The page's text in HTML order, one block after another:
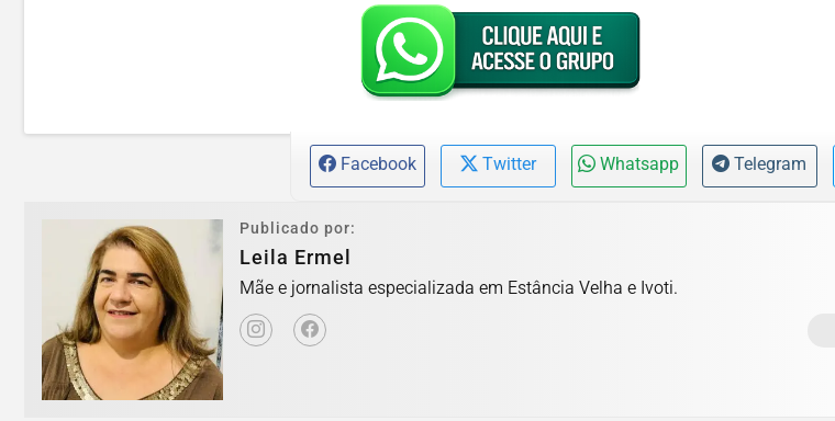
Facebook Twitter Whatsapp Telegram
Publicado por:
Leila Ermel
Mãe e jornalista especializada em Estância Velha e Ivoti.